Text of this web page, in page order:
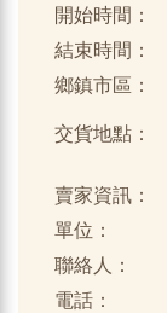
開始時間：
結束時間：
鄉鎮市區：
交貨地點：
賣家資訊：
單位：
聯絡人：
電話：